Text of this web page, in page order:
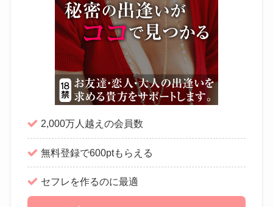
2,000万人越えの会員数
無料登録で600ptもらえる
セフレを作るのに最適